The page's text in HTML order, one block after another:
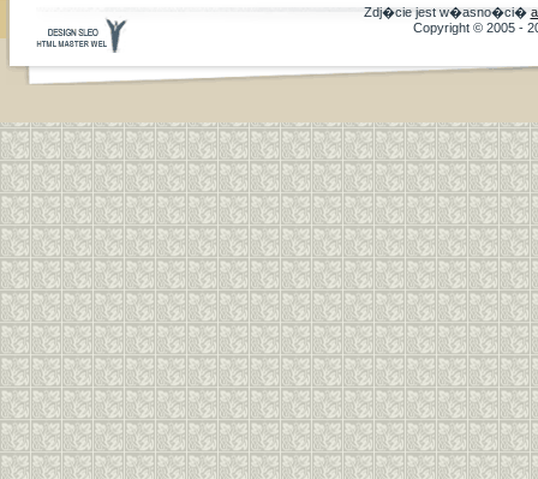
Zdj�cie jest w�asno�ci�
Copyright © 2005 -